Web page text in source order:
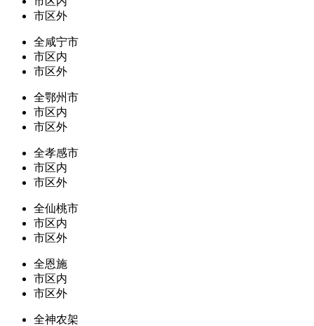
市区外
全咸宁市
市区内
市区外
全鄂州市
市区内
市区外
全孝感市
市区内
市区外
全仙桃市
市区内
市区外
全恩施
市区内
市区外
全神农架